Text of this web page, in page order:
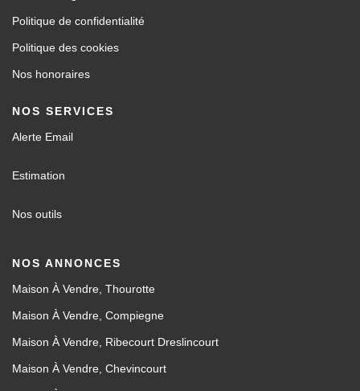
Politique de confidentialité
Politique des cookies
Nos honoraires
NOS SERVICES
Alerte Email
Estimation
Nos outils
NOS ANNONCES
Maison À Vendre, Thourotte
Maison À Vendre, Compiegne
Maison À Vendre, Ribecourt Dreslincourt
Maison À Vendre, Chevincourt